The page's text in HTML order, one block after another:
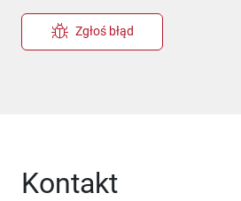
Zgłoś błąd
Kontakt